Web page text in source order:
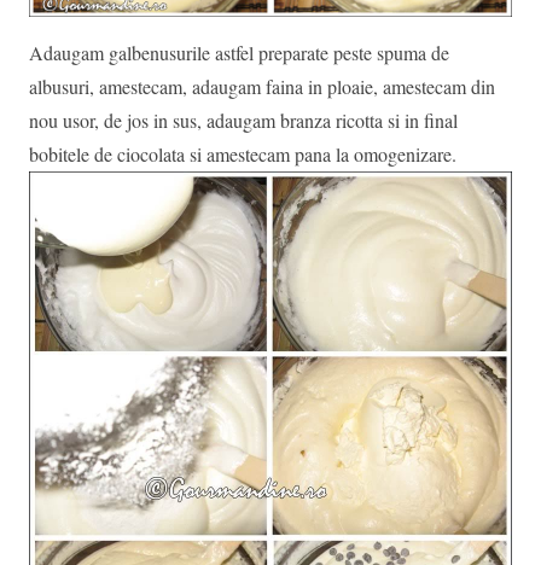
Adaugam galbenusurile astfel preparate peste spuma de
albusuri, amestecam, adaugam faina in ploaie, amestecam din
nou usor, de jos in sus, adaugam branza ricotta si in final
bobitele de ciocolata si amestecam pana la omogenizare.